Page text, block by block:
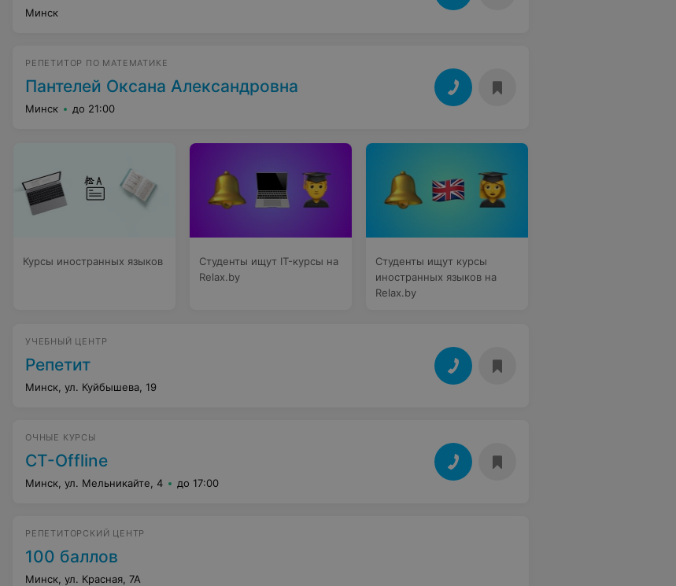
Минск
РЕПЕТИТОР ПО МАТЕМАТИКЕ
Пантелей Оксана Александровна
Минск до 21:00
Курсы иностранных языков
Студенты ищут IT-курсы на
Relax.by
Студенты ищут курсы
иностранных языков на
Relax.by
УЧЕБНЫЙ ЦЕНТР
Репетит
Минск, ул. Куйбышева, 19
ОЧНЫЕ КУРСЫ
СT-Offline
Минск, ул. Мельникайте, 4 до 17:00
РЕПЕТИТОРСКИЙ ЦЕНТР
100 баллов
Минск, ул. Красная, 7А